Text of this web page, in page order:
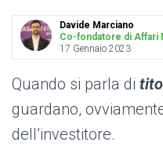
Davide Marciano
Co-fondatore di Affari
17 Gennaio 2023
Quando si parla di
guardano,
dell’investitore.